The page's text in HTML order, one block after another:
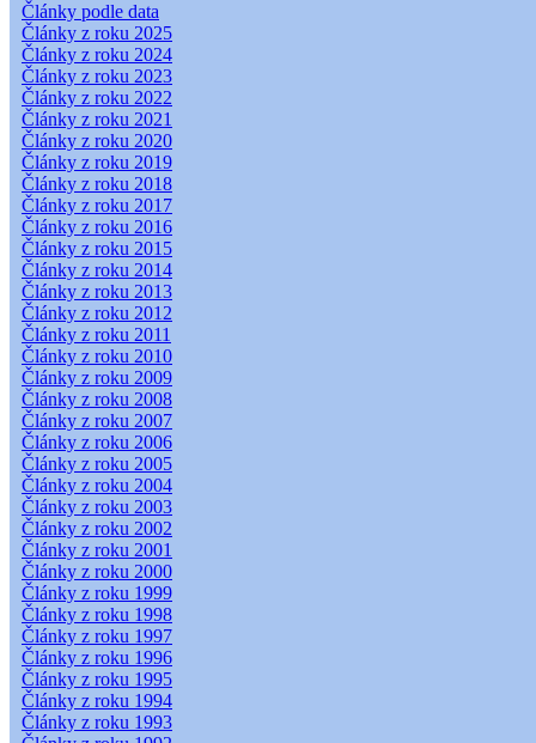
Články podle data
Články z roku 2025
Články z roku 2024
Články z roku 2023
Články z roku 2022
Články z roku 2021
Články z roku 2020
Články z roku 2019
Články z roku 2018
Články z roku 2017
Články z roku 2016
Články z roku 2015
Články z roku 2014
Články z roku 2013
Články z roku 2012
Články z roku 2011
Články z roku 2010
Články z roku 2009
Články z roku 2008
Články z roku 2007
Články z roku 2006
Články z roku 2005
Články z roku 2004
Články z roku 2003
Články z roku 2002
Články z roku 2001
Články z roku 2000
Články z roku 1999
Články z roku 1998
Články z roku 1997
Články z roku 1996
Články z roku 1995
Články z roku 1994
Články z roku 1993